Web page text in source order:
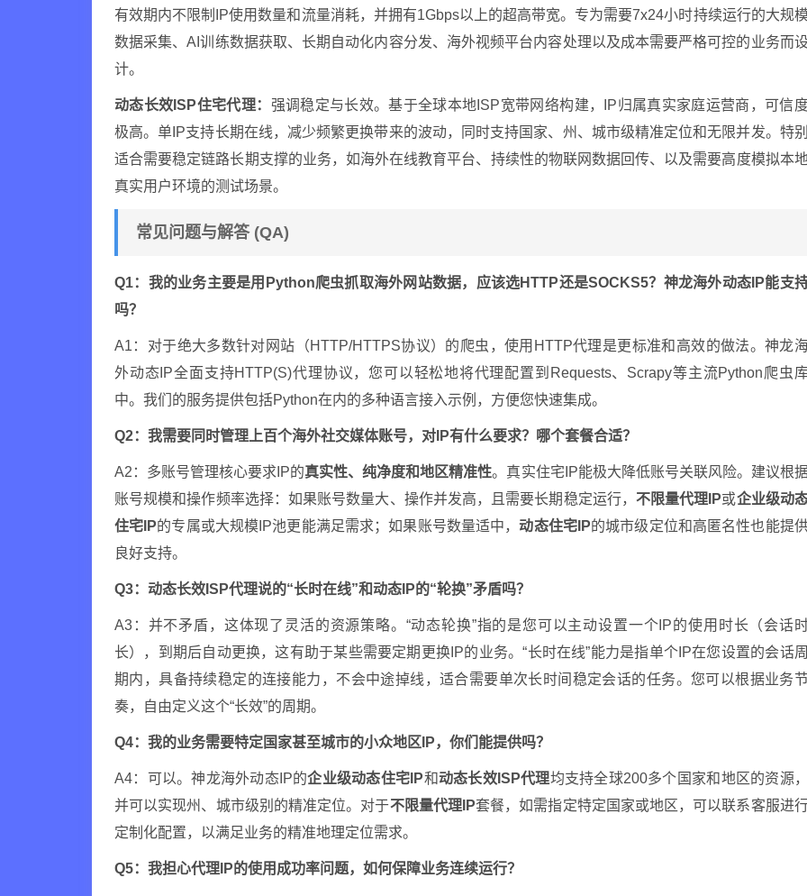
有效期内不限制IP使用数量和流量消耗，并拥有1Gbps以上的超高带宽。专为需要7x24小时持续运行的大规模
数据采集、AI训练数据获取、长期自动化内容分发、海外视频平台内容处理以及成本需要严格可控的业务而
计。
动态长效ISP住宅代理： 强调稳定与长效。基于全球本地ISP宽带网络构建，IP归属真实家庭运营商，可信
极高。单IP支持长期在线，减少频繁更换带来的波动，同时支持国家、州、城市级精准定位和无限并发。特别
适合需要稳定链路长期支撑的业务，如海外在线教育平台、持续性的物联网数据回传、以及需要高度模拟本
真实用户环境的测试场景。
常见问题与解答 (QA)
Q1：我的业务主要是用Python爬虫抓取海外网站数据，应该选HTTP还是SOCKS5？神龙海外动态IP能支
吗？
A1：对于绝大多数针对网站（HTTP/HTTPS协议）的爬虫，使用HTTP代理是更标准和高效的做法。神龙
外动态IP全面支持HTTP(S)代理协议，您可以轻松地将代理配置到Requests、Scrapy等主流Python爬虫
中。我们的服务提供包括Python在内的多种语言接入示例，方便您快速集成。
Q2：我需要同时管理上百个海外社交媒体账号，对IP有什么要求？哪个套餐合适？
A2：多账号管理核心要求IP的真实性、纯净度和地区精准性。真实住宅IP能极大降低账号关联风险。建议根
账号规模和操作频率选择：如果账号数量大、操作并发高，且需要长期稳定运行， 不限量代理IP或企业级动
住宅IP的专属或大规模IP池更能满足需求；如果账号数量适中，动态住宅IP的城市级定位和高匿名性也能提
良好支持。
Q3：动态长效ISP代理说的“长时在线”和动态IP的“轮换”矛盾吗？
A3：并不矛盾，这体现了灵活的资源策略。“动态轮换”指的是您可以主动设置一个IP的使用时长（会话
长），到期后自动更换，这有助于某些需要定期更换IP的业务。“长时在线”能力是指单个IP在您设置的会话周
期内，具备持续稳定的连接能力，不会中途掉线，适合需要单次长时间稳定会话的任务。您可以根据业务
奏，自由定义这个“长效”的周期。
Q4：我的业务需要特定国家甚至城市的小众地区IP，你们能提供吗？
A4：可以。神龙海外动态IP的企业级动态住宅IP和动态长效ISP代理均支持全球200多个国家和地区的资源，
并可以实现州、城市级别的精准定位。对于不限量代理IP套餐，如需指定特定国家或地区，可以联系客服进
定制化配置，以满足业务的精准地理定位需求。
Q5：我担心代理IP的使用成功率问题，如何保障业务连续运行？